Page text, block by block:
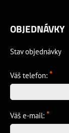
OBJEDNÁVKY
Stav objednávky
Váš telefon: *
Váš e-mail: *